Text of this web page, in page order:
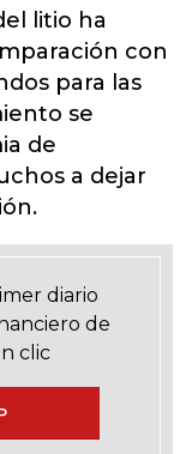
litio ha
con
para las
se
de
a dejar
diario
de
clic